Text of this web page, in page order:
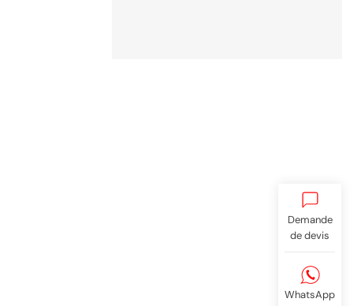
Demande
de devis
WhatsApp